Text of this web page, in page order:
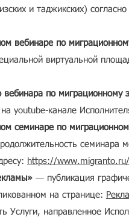
и таджикских)
вебинаре по
виртуальной
вебинара по миграционному
youtube-канале
семинаре по
семинара
https://www.migranto.ru/
— публикация
на странице:
Услуги, направленное